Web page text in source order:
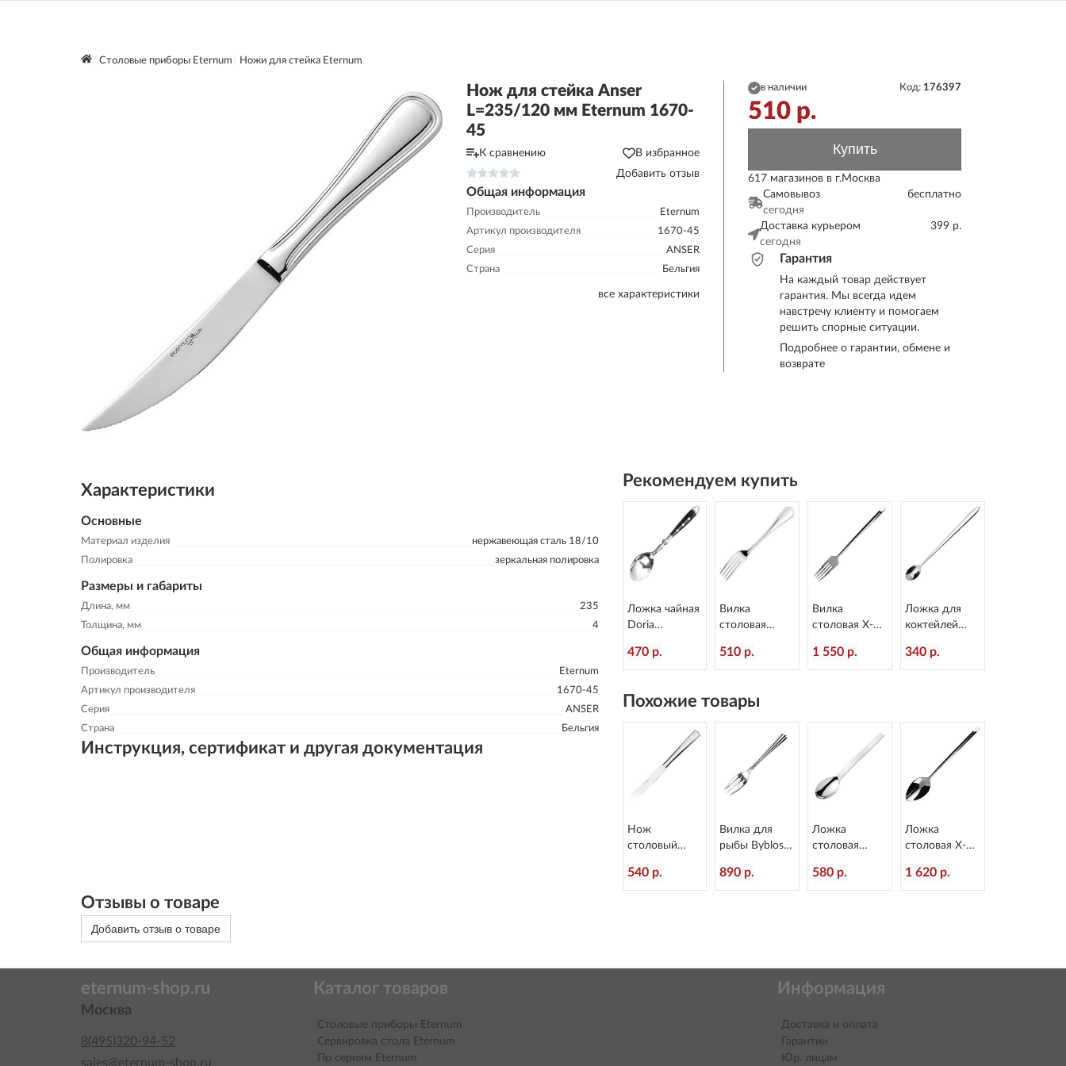
Столовые приборы Eternum Ножи для стейка Eternum
Нож для стейка Anser
L=235/120 мм Eternum 1670-
45
К сравнению
В избранное
Добавить отзыв
Общая информация
Производитель
Eternum
Артикул производителя
1670-45
Серия
ANSER
Страна
Бельгия
все характеристики
в наличии Код: 176397
510 р.
Купить
617 магазинов в г.Москва
Самовывоз
сегодня
бесплатно
Доставка курьером
сегодня
399 р.
Гарантия
На каждый товар действует
гарантия. Мы всегда идем
навстречу клиенту и помогаем
решить спорные ситуации.
Подробнее о гарантии, обмене и
возврате
Характеристики
Основные
Материал изделия
нержавеющая сталь 18/10
Полировка
зеркальная полировка
Размеры и габариты
Длина, мм
235
Толщина, мм
4
Общая информация
Производитель
Eternum
Артикул производителя
1670-45
Серия
ANSER
Страна
Бельгия
Инструкция, сертификат и другая документация
Рекомендуем купить
Ложка чайная
Doria
Eternum 8004-
3
470 р.
Вилка
столовая
L=209/70 мм
Eternum 1670-
510 р.
Вилка
столовая X-15
Eternum 1860-
1
1 550 р.
Ложка для
коктейлей
L=201/37 мм
Eternum 2080-
340 р.
Похожие товары
Нож
столовый
L=236/120 мм
Eternum 3010-
540 р.
Вилка для
рыбы Byblos
Eternum 1840-
16
890 р.
Ложка
столовая
L=207/60 мм
Eternum 3020-
580 р.
Ложка
столовая X-15
Eternum 1860-
2
1 620 р.
Отзывы о товаре
Добавить отзыв о товаре
eternum-shop.ru
Москва
8(495)320-94-52
sales@eternum-shop.ru
Каталог товаров
Столовые приборы Eternum
Сервировка стола Eternum
По сериям Eternum
Информация
Доставка и оплата
Гарантии
Юр. лицам